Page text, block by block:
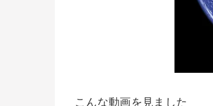
こんな動画を見ました